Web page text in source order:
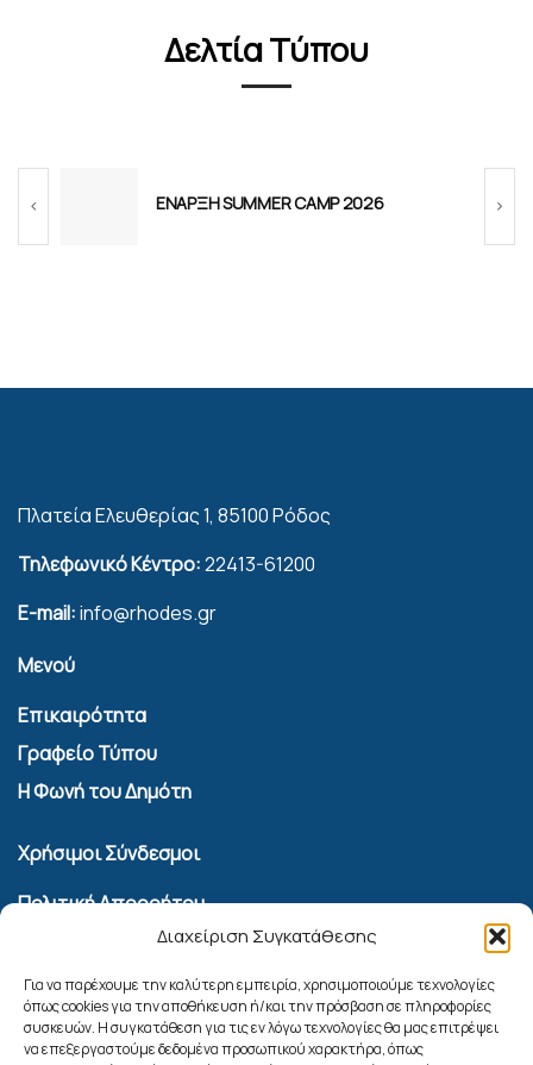
Διαχείριση Συγκατάθεσης
Για να παρέχουμε την καλύτερη εμπειρία, χρησιμοποιούμε τεχνολογίες
όπως cookies για την αποθήκευση ή/και την πρόσβαση σε πληροφορίες
συσκευών. Η συγκατάθεση για τις εν λόγω τεχνολογίες θα μας επιτρέψει
να επεξεργαστούμε δεδομένα προσωπικού χαρακτήρα, όπως
Δελτία Τύπου
ΕΝΑΡΞΗ SUMMER CAMP 2026
Πλατεία Ελευθερίας 1, 85100 Ρόδος
Τηλεφωνικό Κέντρο:22413-61200
E-mail:info@rhodes.gr
Μενού
Επικαιρότητα
Γραφείο Τύπου
Η Φωνή του Δημότη
Χρήσιμοι Σύνδεσμοι
Πολιτική Απορρήτου
Όροι Χρήσης Υπηρεσίας Επικοινωνίας
Πολιτική Cookies (ΕΕ)
Αναζήτηση